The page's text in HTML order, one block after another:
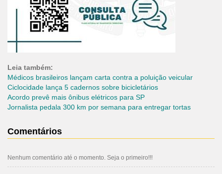
Leia também:
Médicos brasileiros lançam carta contra a poluição veicular
Ciclocidade lança 5 cadernos sobre bicicletários
Acordo prevê mais ônibus elétricos para SP
Jornalista pedala 300 km por semana para entregar tortas
Comentários
Nenhum comentário até o momento. Seja o primeiro!!!